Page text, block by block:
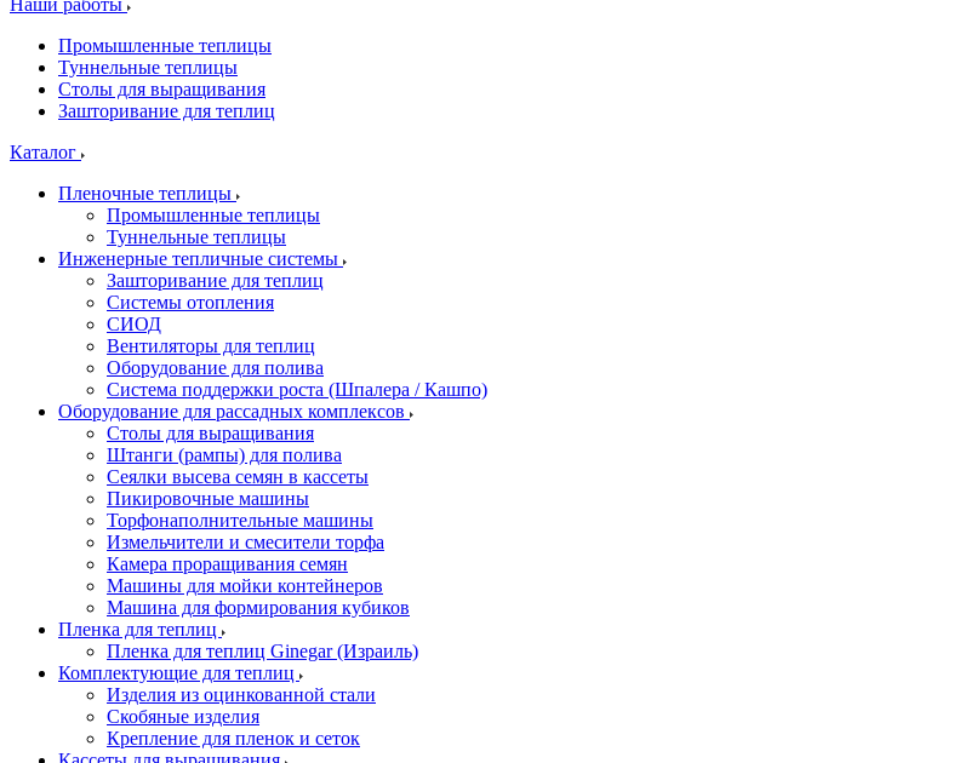
Наши работы
Промышленные теплицы
Туннельные теплицы
Столы для выращивания
Зашторивание для теплиц
Каталог
Пленочные теплицы
Промышленные теплицы
Туннельные теплицы
Инженерные тепличные системы
Зашторивание для теплиц
Системы отопления
СИОД
Вентиляторы для теплиц
Оборудование для полива
Система поддержки роста (Шпалера / Кашпо)
Оборудование для рассадных комплексов
Столы для выращивания
Штанги (рампы) для полива
Сеялки высева семян в кассеты
Пикировочные машины
Торфонаполнительные машины
Измельчители и смесители торфа
Камера проращивания семян
Машины для мойки контейнеров
Машина для формирования кубиков
Пленка для теплиц
Пленка для теплиц Ginegar (Израиль)
Комплектующие для теплиц
Изделия из оцинкованной стали
Скобяные изделия
Крепление для пленок и сеток